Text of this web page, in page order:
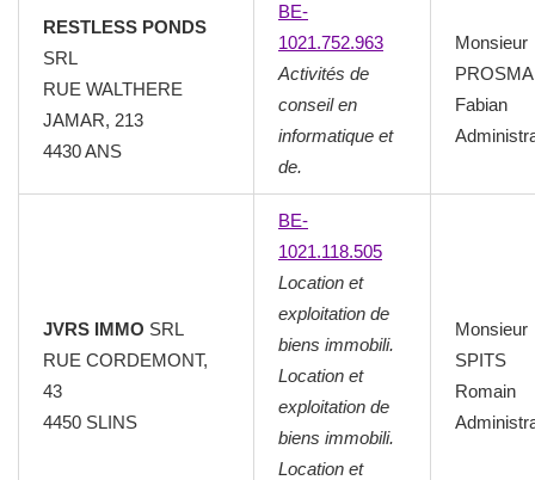
RESTLESS PONDS
SRL
RUE WALTHERE
JAMAR, 213
4430 ANS
BE-
1021.752.963
Activités de
conseil en
informatique et
de.
Monsieur
Fabian
JVRS IMMO SRL
RUE CORDEMONT,
43
4450 SLINS
BE-
1021.118.505
Location et
exploitation de
biens immobili.
Location et
exploitation de
biens immobili.
Location et
Monsieur
SPITS
Romain